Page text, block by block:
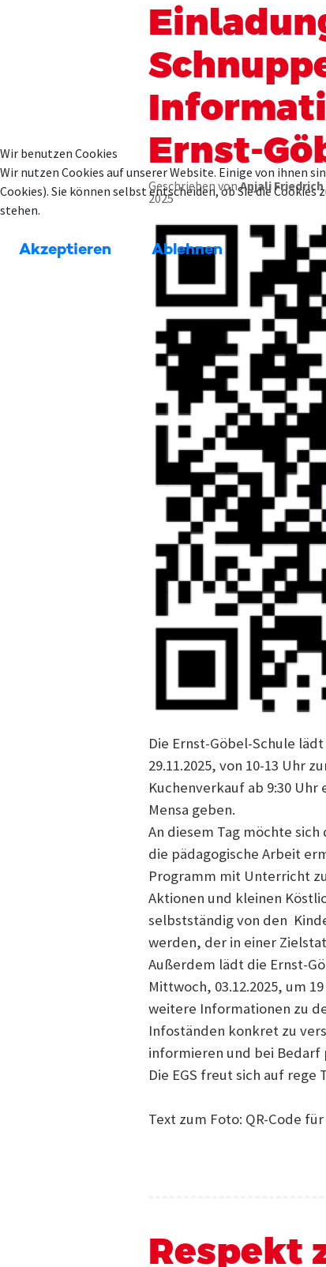
Ernst-
Geschrieben vonAnjali Friedrich
2025
Die Ernst-Göbel-Schule
29.11.2025, von 10-13 Uhr
Kuchenverkauf ab 9:30
Mensa geben.
An diesem Tag möchte
die pädagogische Arbeit
Programm mit Unterricht
Aktionen und kleinen
selbstständig von den
werden, der in einer
Außerdem lädt die Ernst-
Mittwoch, 03.12.2025, um
weitere Informationen zu
Infoständen konkret zu
informieren und bei Bedarf
Die EGS freut sich auf rege
Text zum Foto: QR-Code
Respekt
Wir benutzen Cookies
Wir nutzen Cookies auf unserer Website. Einige von ihnen
Cookies). Sie können selbst entscheiden, ob Sie die
stehen.
Akzeptieren Ablehnen